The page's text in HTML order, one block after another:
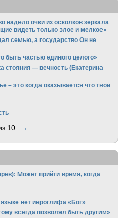
надело очки из осколков зеркала
видеть только злое и мелкое»
семью, а государство Он не
быть частью единого целого»
стояния — вечность (Екатерина
– это когда оказывается что твои
10 →
Может прийти время, когда
нет иероглифа «Бог»
всегда позволял быть другим»